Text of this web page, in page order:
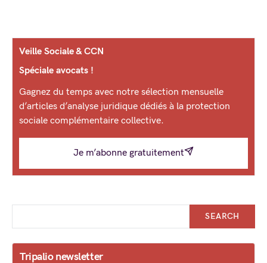
Veille Sociale & CCN
Spéciale avocats !
Gagnez du temps avec notre sélection mensuelle
d’articles d’analyse juridique dédiés à la protection
sociale complémentaire collective.
Je m’abonne gratuitement
SEARCH
Tripalio newsletter